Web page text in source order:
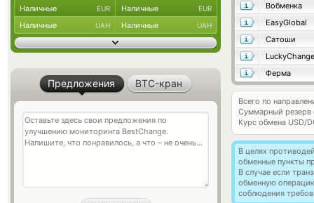
Вобменка
EasyGlobal
Сатоши
LuckyChange
Ферма
Всего по
Суммарный резерв
Курс обмена USD/
В целях
обменные пункты
В случае если
обменную
соблюдения
Наличные EUR Наличные EUR
Наличные UAH Наличные UAH
Предложения BTC-кран